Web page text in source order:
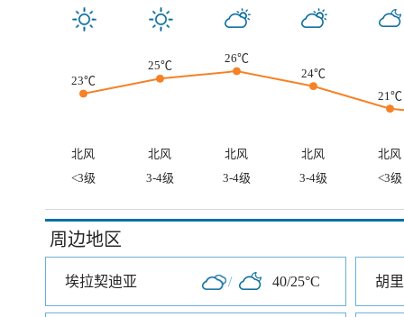
23℃
25℃
26℃
24℃
21℃
北风 北风 北风 北风
北风
<3级
3-4级 3-4级 3-4级 <3级
周边地区
埃拉契迪亚 / 40/25°C 胡